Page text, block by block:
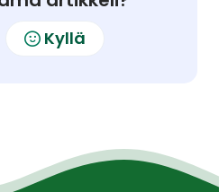
Kyllä